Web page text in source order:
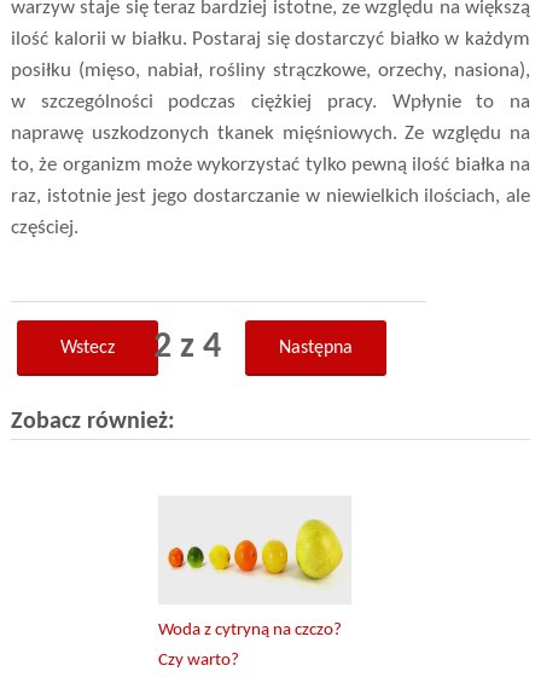
warzyw staje się teraz bardziej istotne, ze względu na większą
ilość kalorii w białku. Postaraj się dostarczyć białko w każdym
posiłku (mięso, nabiał, rośliny strączkowe, orzechy, nasiona),
w szczególności podczas ciężkiej pracy. Wpłynie to na
naprawę uszkodzonych tkanek mięśniowych. Ze względu na
to, że organizm może wykorzystać tylko pewną ilość białka na
raz, istotnie jest jego dostarczanie w niewielkich ilościach, ale
częściej.
Wstecz 2 z 4 Następna
Zobacz również:
Woda z cytryną na czczo?
Czy warto?